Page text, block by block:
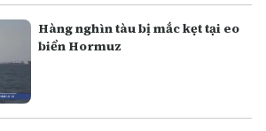
Hàng nghìn tàu bị mắc kẹt tại eo
biển Hormuz